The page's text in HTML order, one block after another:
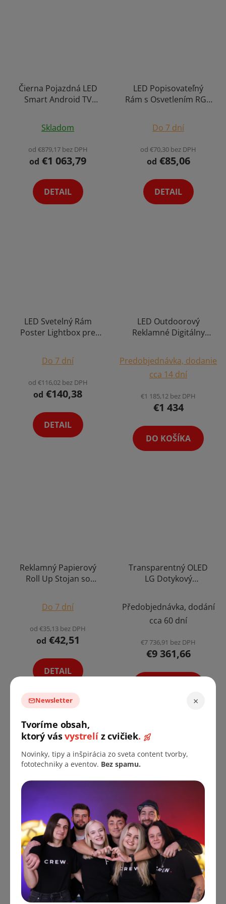
Čierna Pojazdná LED
Smart Android TV
Plocha Obrazovka
Stojan s Batériu 5h
Konferencia,
Videohovory,
Prezentácia, 1080FHD
Výber Variant
Skladom
od €879,17 bez DPH
od €1 063,79
DETAIL
LED Popisovateľný
Rám s Osvetlením RGB
Vnútorné/Vonkajšie
Použitie
Do 7 dní
od €70,30 bez DPH
od €85,06
DETAIL
LED Svetelný Rám
Poster Lightbox pre
Výber Veľkosti s
Možnosti Potlače
Do 7 dní
od €116,02 bez DPH
od €140,38
DETAIL
LED Outdoorový
Reklamné Digitálny
Obrazovka na Múr Wall
Smart Poster IP67 38 x
38cm
Predobjednávka, dodanie
cca 14 dní
€1 185,12 bez DPH
€1 434
DO KOŠÍKA
Reklamný Papierový
Roll Up Stojan so
Potlač na Mieru Výber
Veľkostí
Do 7 dní
od €35,13 bez DPH
od €42,51
DETAIL
Transparentný OLED
LG Dotykový
Recepčná Priehľadná
Obrazovka Displej so
Zabudovanou
Mikrofónom 55"
Možnosť Customizácie
Předobjednávka, dodání
cca 60 dní
€7 736,91 bez DPH
€9 361,66
Holobox Fotobudka
2v1 Holografický LED
Reklamný Kiosk a
Fotokútik Výber
Velikosti
Předobjednávka, dodání
cca 60 dní
od €4 704,27 bez DPH
od€5 692,17
ROZBALENÉ
Foto Konstrukce
Paravan na Pozadí
Plakát Fotostudio
Výběr Variant +
Možnost Výroby
Banneru
Skladom
od €91,40 bez DPH
od €110,60
€119,11 (až –12 %)
Newsletter
×
Tvoríme obsah,
ktorý vásvystrelíz cvičiek.
Novinky, tipy a inšpirácia zo sveta content tvorby,
fototechniky a eventov. Bez spamu.